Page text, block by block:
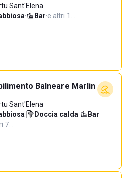
Sant'Elena
· Bar·e altri 1…
Balneare Marlin
Sant'Elena
· Doccia calda· Bar·
7…